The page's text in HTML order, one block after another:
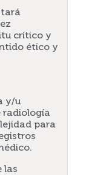
crítico y
ético y
y/u
radiología
para
las